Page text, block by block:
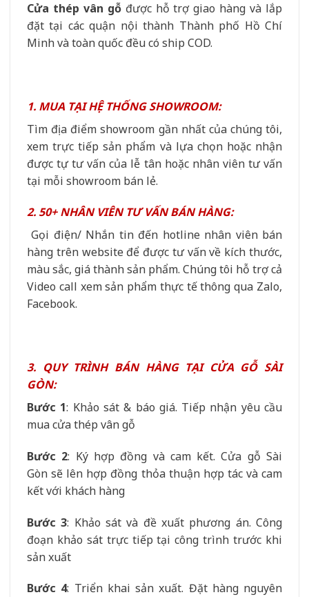
Cửa thép vân gỗđược hỗ trợ giao hàng và lắp
đặt tại các quận nội thành Thành phố Hồ Chí
Minh và toàn quốc đều có ship COD.
1. MUA TẠI HỆ THỐNG SHOWROOM:
Tìm địa điểm showroom gần nhất của chúng tôi,
xem trực tiếp sản phẩm và lựa chọn hoặc nhận
được tự tư vấn của lễ tân hoặc nhân viên tư vấn
tại mỗi showroom bán lẻ.
2. 50+ NHÂN VIÊN TƯ VẤN BÁN HÀNG:
Gọi điện/ Nhắn tin đến hotline nhân viên bán
hàng trên website để được tư vấn về kích thước,
màu sắc, giá thành sản phẩm. Chúng tôi hỗ trợ cả
Video call xem sản phẩm thực tế thông qua Zalo,
Facebook.
3. QUY TRÌNH BÁN HÀNG TẠI CỬA GỖ SÀI
GÒN:
Bước 1: Khảo sát & báo giá. Tiếp nhận yêu cầu
mua cửa thép vân gỗ
Bước 2: Ký hợp đồng và cam kết. Cửa gỗ Sài
Gòn sẽ lên hợp đồng thỏa thuận hợp tác và cam
kết với khách hàng
Bước 3: Khảo sát và đề xuất phương án. Công
đoạn khảo sát trực tiếp tại công trình trước khi
sản xuất
Bước 4: Triển khai sản xuất. Đặt hàng nguyên